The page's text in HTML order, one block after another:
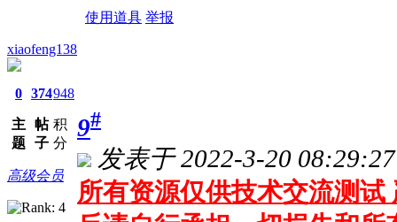
使用道具 举报
xiaofeng138
0
主
题
374
帖
子
948
积
分
高级会员
9#
发表于 2022-3-20 08:29:27
所有资源仅供技术交流测试